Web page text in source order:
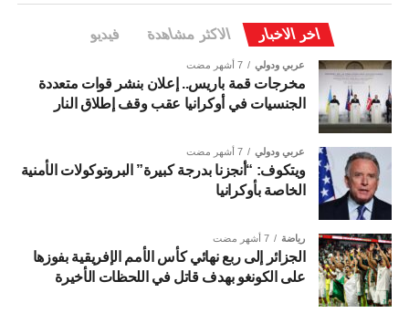
اخر الاخبار الاكثر مشاهدة فيديو
عربي ودولي 7 أشهر مضت
مخرجات قمة باريس.. إعلان بنشر قوات متعددة
الجنسيات في أوكرانيا عقب وقف إطلاق النار
عربي ودولي 7 أشهر مضت
ويتكوف: “أنجزنا بدرجة كبيرة” البروتوكولات الأمنية
الخاصة بأوكرانيا
رياضة 7 أشهر مضت
الجزائر إلى ربع نهائي كأس الأمم الإفريقية بفوزها
على الكونغو بهدف قاتل في اللحظات الأخيرة